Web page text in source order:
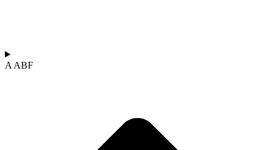
A ABF